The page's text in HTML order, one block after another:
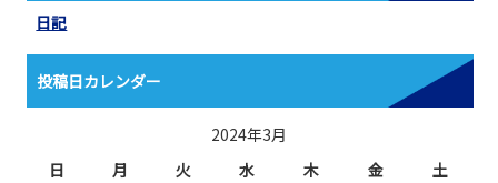
日記
投稿日カレンダー
2024年3月
日
月 火 水 木 金 土